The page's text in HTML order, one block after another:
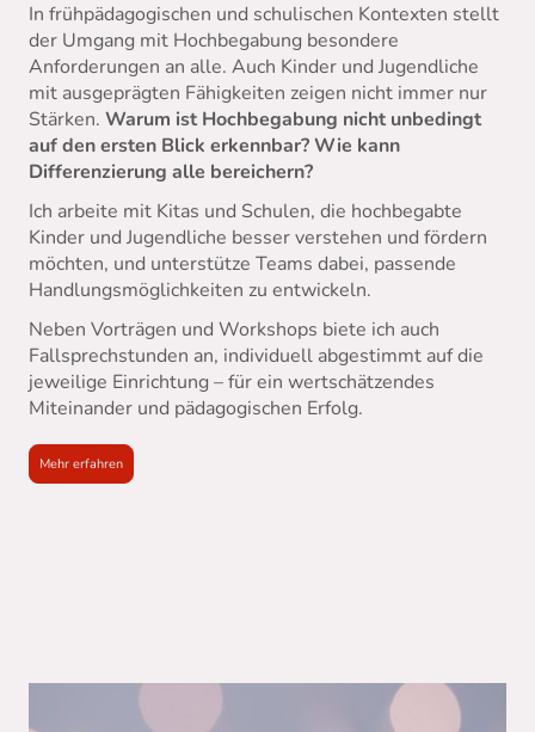
In frühpädagogischen und schulischen Kontexten stellt
der Umgang mit Hochbegabung besondere
Anforderungen an alle. Auch Kinder und Jugendliche
mit ausgeprägten Fähigkeiten zeigen nicht immer nur
Stärken. Warum ist Hochbegabung nicht unbedingt
auf den ersten Blick erkennbar? Wie kann
Differenzierung alle bereichern?
Ich arbeite mit Kitas und Schulen, die hochbegabte
Kinder und Jugendliche besser verstehen und fördern
möchten, und unterstütze Teams dabei, passende
Handlungsmöglichkeiten zu entwickeln.
Neben Vorträgen und Workshops biete ich auch
Fallsprechstunden an, individuell abgestimmt auf die
jeweilige Einrichtung – für ein wertschätzendes
Miteinander und pädagogischen Erfolg.
Mehr erfahren